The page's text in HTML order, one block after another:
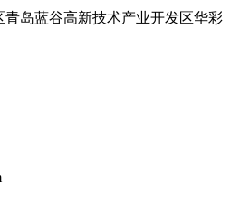
青岛蓝谷高新技术产业开发区华彩